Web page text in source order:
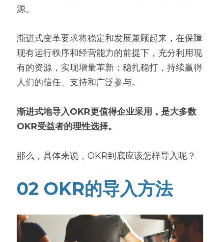
源。
渐进式变革要求将稳定和发展兼顾起来，在保障
现有运行秩序和经营能力的前提下，充分利用现
有的资源，实现增量革新；稳扎稳打，持续赢得
人们的信任、支持和广泛参与。
渐进式地导入OKR更值得企业采用，是大多数
OKR受益者的理性选择。
那么，具体来说，OKR到底应该怎样导入呢？
02 OKR的导入方法